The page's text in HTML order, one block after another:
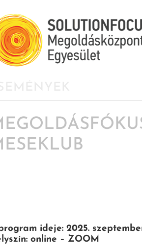
ideje: 2025.
online – ZOOM